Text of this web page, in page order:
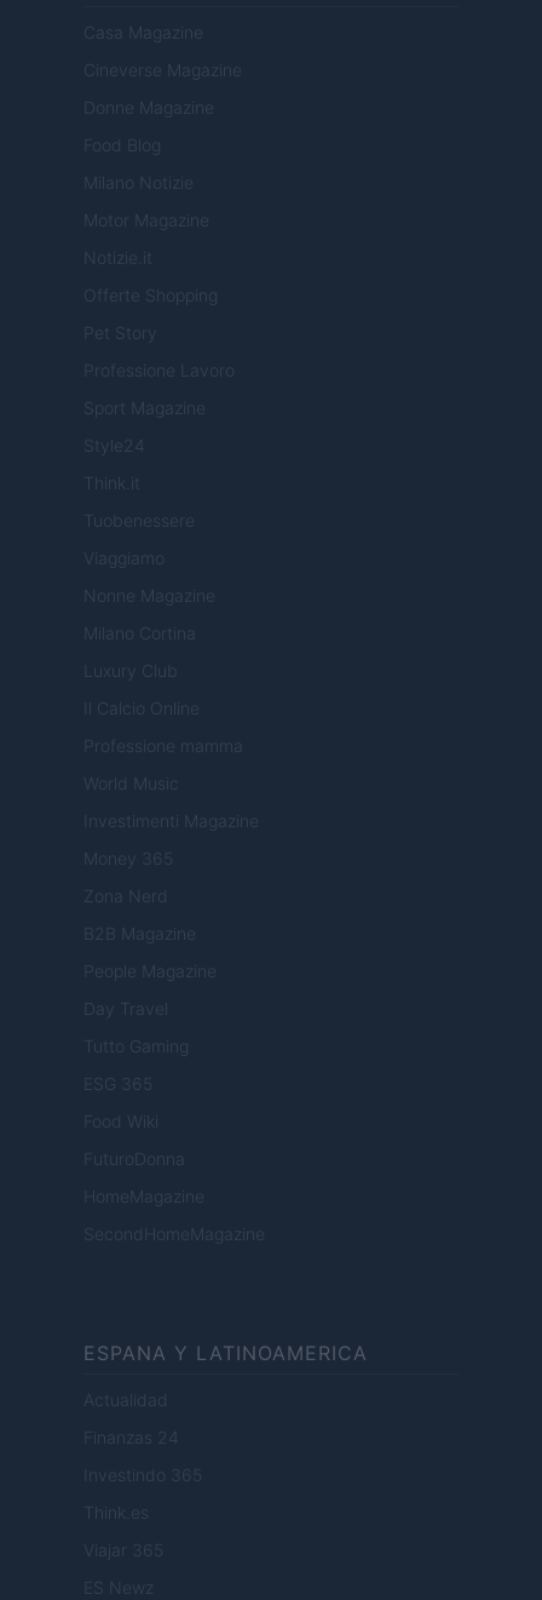
Casa Magazine
Cineverse Magazine
Donne Magazine
Food Blog
Milano Notizie
Motor Magazine
Notizie.it
Offerte Shopping
Pet Story
Professione Lavoro
Sport Magazine
Style24
Think.it
Tuobenessere
Viaggiamo
Nonne Magazine
Milano Cortina
Luxury Club
Il Calcio Online
Professione mamma
World Music
Investimenti Magazine
Money 365
Zona Nerd
B2B Magazine
People Magazine
Day Travel
Tutto Gaming
ESG 365
Food Wiki
FuturoDonna
HomeMagazine
SecondHomeMagazine
ESPANA Y LATINOAMERICA
Actualidad
Finanzas 24
Investindo 365
Think.es
Viajar 365
ES Newz